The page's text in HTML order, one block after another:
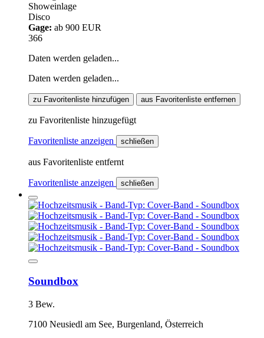
Showeinlage
Disco
Gage: ab 900 EUR
366
Daten werden geladen...
Daten werden geladen...
zu Favoritenliste hinzufügen aus Favoritenliste entfernen
zu Favoritenliste hinzugefügt
Favoritenliste anzeigen schließen
aus Favoritenliste entfernt
Favoritenliste anzeigen schließen
Soundbox
3 Bew.
7100 Neusiedl am See, Burgenland, Österreich